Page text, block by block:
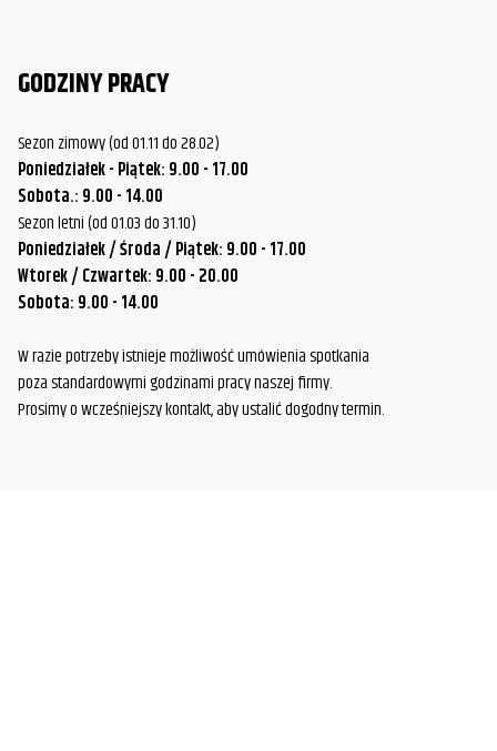
GODZINY PRACY
Sezon zimowy (od 01.11 do 28.02)
Poniedziałek - Piątek: 9.00 - 17.00
Sobota.: 9.00 - 14.00
Sezon letni (od 01.03 do 31.10)
Poniedziałek / Środa / Piątek: 9.00 - 17.00
Wtorek / Czwartek: 9.00 - 20.00
Sobota: 9.00 - 14.00
W razie potrzeby istnieje możliwość umówienia spotkania
poza standardowymi godzinami pracy naszej firmy.
Prosimy o wcześniejszy kontakt, aby ustalić dogodny termin.